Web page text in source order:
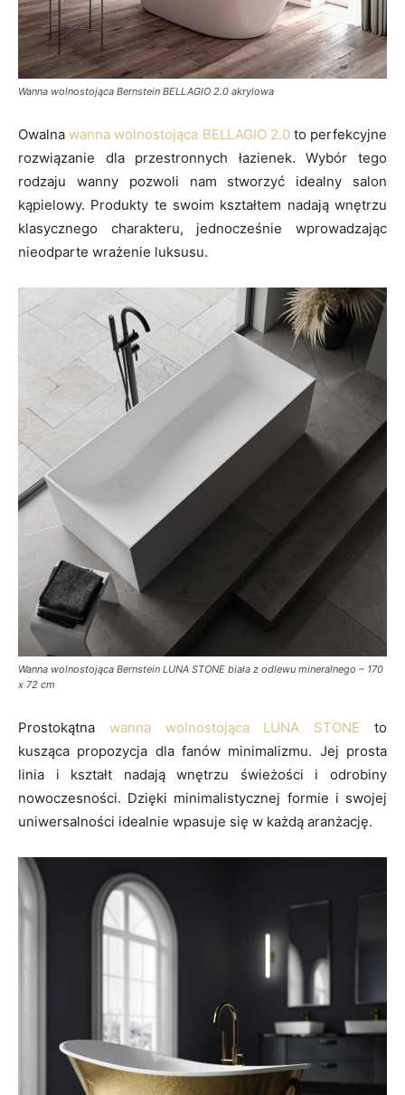
Wanna wolnostojąca Bernstein BELLAGIO 2.0 akrylowa
Owalnawanna wolnostojąca BELLAGIO 2.0to perfekcyjne
rozwiązanie dla przestronnych łazienek. Wybór tego
rodzaju wanny pozwoli nam stworzyć idealny salon
kąpielowy. Produkty te swoim kształtem nadają wnętrzu
klasycznego charakteru, jednocześnie wprowadzając
nieodparte wrażenie luksusu.
Wanna wolnostojąca Bernstein LUNA STONE biała z odlewu mineralnego – 170
x 72 cm
Prostokątna wanna wolnostojąca LUNA STONE to
kusząca propozycja dla fanów minimalizmu. Jej prosta
linia i kształt nadają wnętrzu świeżości i odrobiny
nowoczesności. Dzięki minimalistycznej formie i swojej
uniwersalności idealnie wpasuje się w każdą aranżację.